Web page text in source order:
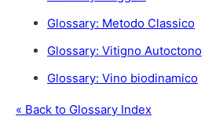
Glossary: Metodo Classico
Glossary: Vitigno Autoctono
Glossary: Vino biodinamico
« Back to Glossary Index